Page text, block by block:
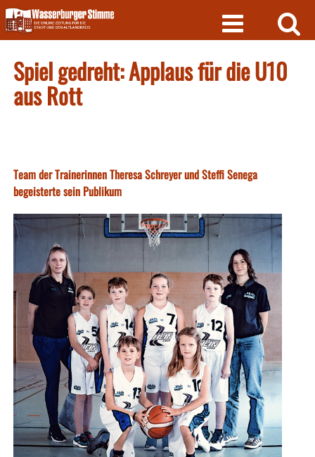
Skip
to
content
Spiel gedreht: Applaus für die U10
aus Rott
Team der Trainerinnen Theresa Schreyer und Steffi Senega
begeisterte sein Publikum